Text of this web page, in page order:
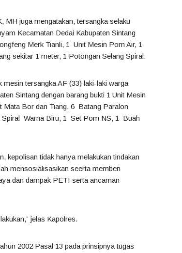
juga mengatakan, tersangka selaku
Kecamatan Dedai Kabupaten Sintang
Merk Tianli, 1 Unit Mesin Pom Air, 1
sekitar 1 meter, 1 Potongan Selang Spiral.
mesin tersangka AF (33) laki-laki warga
Sintang dengan barang bukti 1 Unit Mesin
Mata Bor dan Tiang, 6 Batang Paralon
Warna Biru, 1 Set Pom NS, 1 Buah
kepolisan tidak hanya melakukan tindakan
mensosialisasikan seerta memberi
dan dampak PETI serta ancaman
jelas Kapolres.
2002 Pasal 13 pada prinsipnya tugas